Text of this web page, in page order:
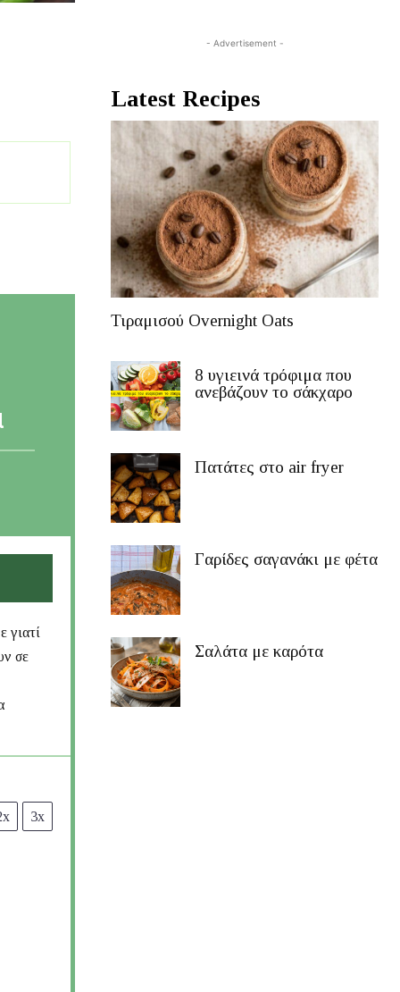
γιατί
σε
3x
- Advertisement -
Latest Recipes
Τιραμισού Overnight Oats
8 υγιεινά τρόφιμα που
ανεβάζουν το σάκχαρο
Πατάτες στο air fryer
Γαρίδες σαγανάκι με φέτα
Σαλάτα με καρότα